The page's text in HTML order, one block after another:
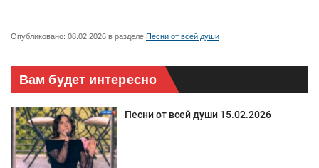
Опубликовано: 08.02.2026 в разделе Песни от всей души
Вам будет интересно
Песни от всей души 15.02.2026